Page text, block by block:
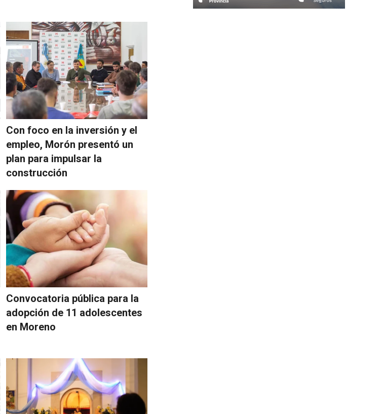
Con foco en la inversión y el
empleo, Morón presentó un
plan para impulsar la
construcción
Convocatoria pública para la
adopción de 11 adolescentes
en Moreno